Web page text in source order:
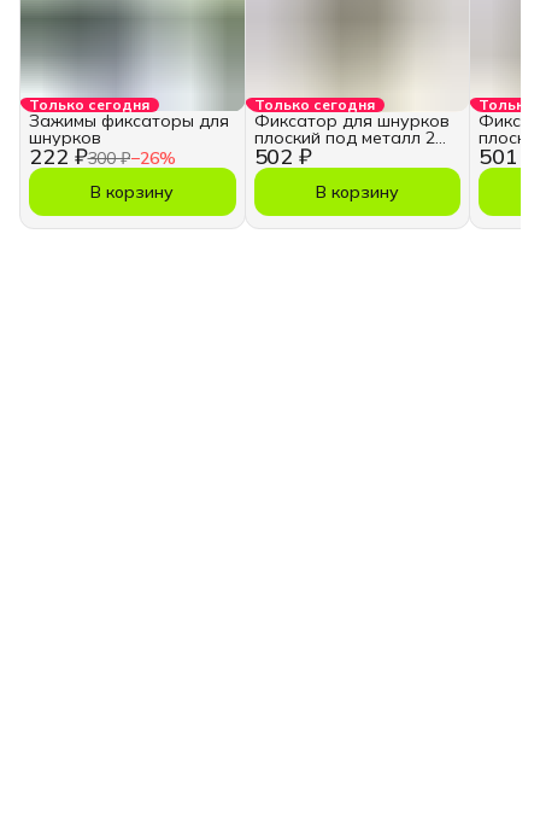
Только сегодня
222 ₽300 ₽−26%
Зажимы фиксаторы для
шнурков
В корзину
Только сегодня
502 ₽
Фиксатор для шнурков
плоский под металл 2
отверстия 20 шт
В корзину
Только
501 ₽